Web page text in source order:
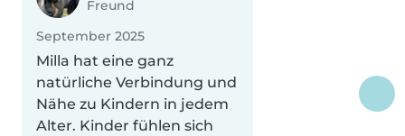
Freund
September 2025
Milla hat eine ganz
natürliche Verbindung und
Nähe zu Kindern in jedem
Alter. Kinder fühlen sich